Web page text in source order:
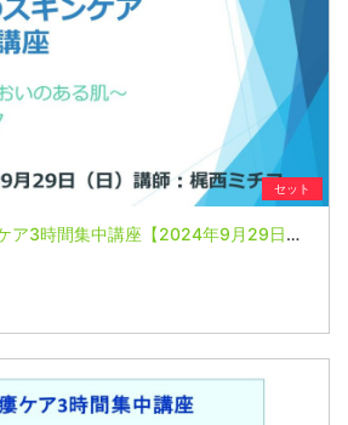
セット
🎥高齢者へのスキンケア3時間集中講座【2024年9月29日開催(収録)】